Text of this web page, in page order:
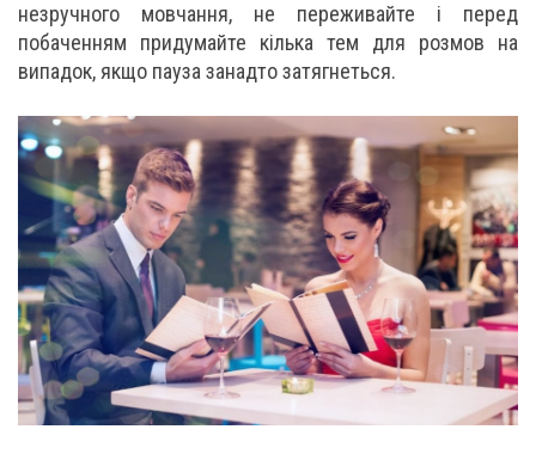
незручного мовчання, не переживайте і перед
побаченням придумайте кілька тем для розмов на
випадок, якщо пауза занадто затягнеться.